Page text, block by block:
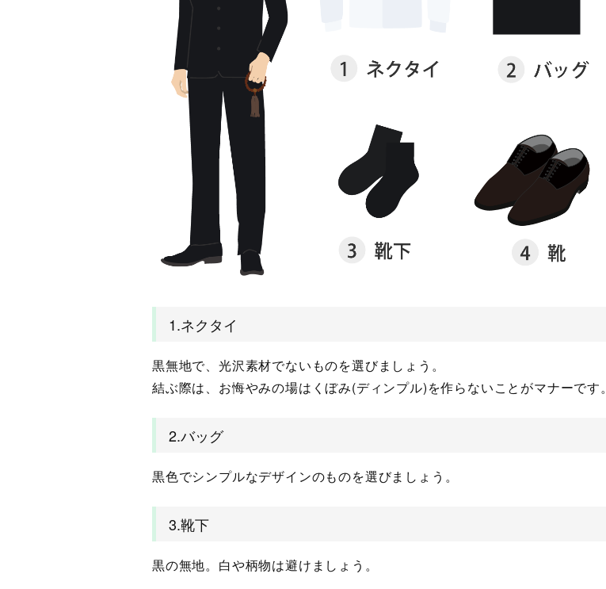
1.ネクタイ
黒無地で、光沢素材でないものを選びましょう。
結ぶ際は、お悔やみの場はくぼみ(ディンプル)を作らないことがマナーです。
2.バッグ
黒色でシンプルなデザインのものを選びましょう。
3.靴下
黒の無地。白や柄物は避けましょう。